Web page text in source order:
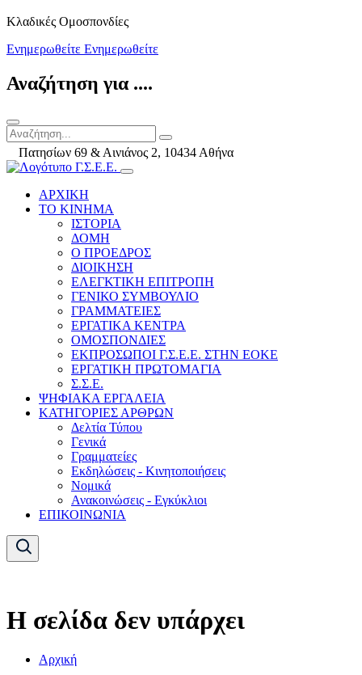
Kλαδικές Ομοσπονδίες
Ενημερωθείτε Ενημερωθείτε
Αναζήτηση για ....
Πατησίων 69 & Αινιάνος 2, 10434 Αθήνα
ΑΡΧΙΚΗ
ΤΟ ΚΙΝΗΜΑ
ΙΣΤΟΡΙΑ
ΔΟΜΗ
Ο ΠΡΟΕΔΡΟΣ
ΔΙΟΙΚΗΣΗ
ΕΛΕΓΚΤΙΚΗ ΕΠΙΤΡΟΠΗ
ΓΕΝΙΚΟ ΣΥΜΒΟΥΛΙΟ
ΓΡΑΜΜΑΤΕΙΕΣ
ΕΡΓΑΤΙΚΑ ΚΕΝΤΡΑ
ΟΜΟΣΠΟΝΔΙΕΣ
ΕΚΠΡΟΣΩΠΟΙ Γ.Σ.Ε.Ε. ΣΤΗΝ ΕΟΚΕ
ΕΡΓΑΤΙΚΗ ΠΡΩΤΟΜΑΓΙΑ
Σ.Σ.Ε.
ΨΗΦΙΑΚΑ ΕΡΓΑΛΕΙΑ
ΚΑΤΗΓΟΡΙΕΣ ΑΡΘΡΩΝ
Δελτία Τύπου
Γενικά
Γραμματείες
Εκδηλώσεις - Κινητοποιήσεις
Νομικά
Ανακοινώσεις - Εγκύκλιοι
ΕΠΙΚΟΙΝΩΝΙΑ
Η σελίδα δεν υπάρχει
Αρχική